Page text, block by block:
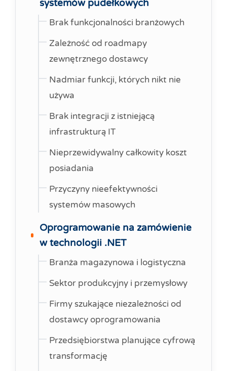
systemów pudełkowych
Brak funkcjonalności branżowych
Zależność od roadmapy
zewnętrznego dostawcy
Nadmiar funkcji, których nikt nie
używa
Brak integracji z istniejącą
infrastrukturą IT
Nieprzewidywalny całkowity koszt
posiadania
Przyczyny nieefektywności
systemów masowych
Oprogramowanie na zamówienie
w technologii .NET
Branża magazynowa i logistyczna
Sektor produkcyjny i przemysłowy
Firmy szukające niezależności od
dostawcy oprogramowania
Przedsiębiorstwa planujące cyfrową
transformację